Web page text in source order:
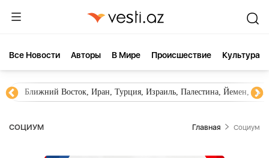
Все Новости Aвторы В Мире Происшествие Культура
Ближний Восток, Иран, Турция, Израиль, Палестина, Йемен,
СОЦИУМ Главная Социум